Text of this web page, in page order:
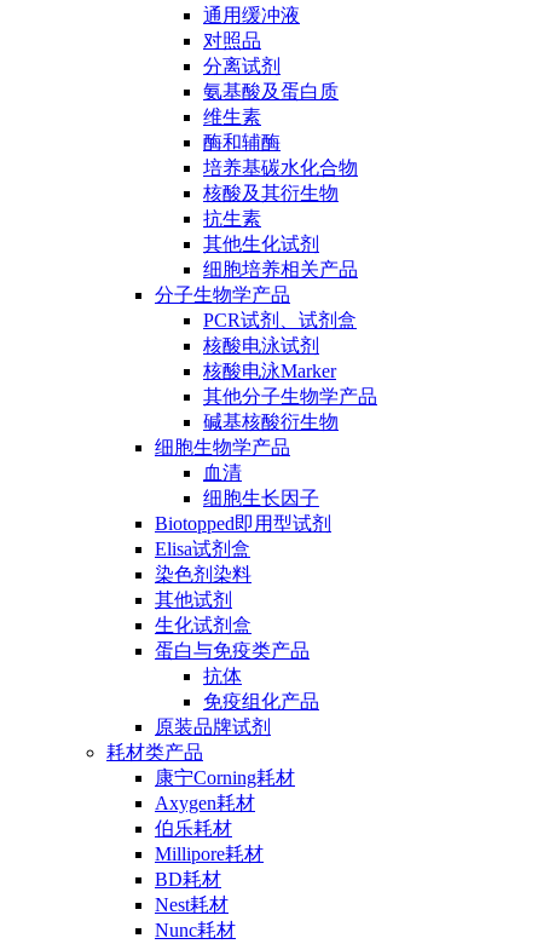
通用缓冲液
对照品
分离试剂
氨基酸及蛋白质
维生素
酶和辅酶
培养基碳水化合物
核酸及其衍生物
抗生素
其他生化试剂
细胞培养相关产品
分子生物学产品
PCR试剂、试剂盒
核酸电泳试剂
核酸电泳Marker
其他分子生物学产品
碱基核酸衍生物
细胞生物学产品
血清
细胞生长因子
Biotopped即用型试剂
Elisa试剂盒
染色剂染料
其他试剂
生化试剂盒
蛋白与免疫类产品
抗体
免疫组化产品
原装品牌试剂
耗材类产品
康宁Corning耗材
Axygen耗材
伯乐耗材
Millipore耗材
BD耗材
Nest耗材
Nunc耗材